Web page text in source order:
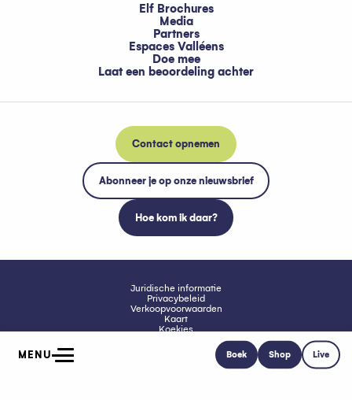
MENU Boek Shop Live
Elf Brochures
Media
Partners
Espaces Valléens
Doe mee
Laat een beoordeling achter
Contact opnemen
Abonneer je op onze nieuwsbrief
Hoe kom ik daar?
Juridische informatie
Privacybeleid
Verkoopvoorwaarden
Kaart
Koekjes
Toegankelijkheid: niet conform